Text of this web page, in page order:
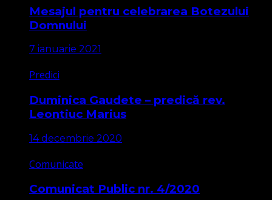
Mesajul pentru celebrarea Botezului
Domnului
7 ianuarie 2021
Predici
Duminica Gaudete – predică rev.
Leontiuc Marius
14 decembrie 2020
Comunicate
Comunicat Public nr. 4/2020